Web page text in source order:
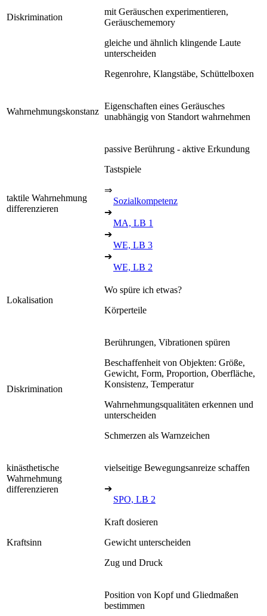
Diskrimination
mit Geräuschen experimentieren,
Geräuschememory
gleiche und ähnlich klingende Laute
unterscheiden
Regenrohre, Klangstäbe, Schüttelboxen
Wahrnehmungskonstanz
Eigenschaften eines Geräusches
unabhängig von Standort wahrnehmen
taktile Wahrnehmung
differenzieren
passive Berührung - aktive Erkundung
Tastspiele
⇒
Sozialkompetenz
➔
MA, LB 1
➔
WE, LB 3
➔
WE, LB 2
Lokalisation
Wo spüre ich etwas?
Körperteile
Diskrimination
Berührungen, Vibrationen spüren
Beschaffenheit von Objekten: Größe,
Gewicht, Form, Proportion, Oberfläche,
Konsistenz, Temperatur
Wahrnehmungsqualitäten erkennen und
unterscheiden
Schmerzen als Warnzeichen
kinästhetische
Wahrnehmung
differenzieren
vielseitige Bewegungsanreize schaffen
➔
SPO, LB 2
Kraftsinn
Kraft dosieren
Gewicht unterscheiden
Zug und Druck
Position von Kopf und Gliedmaßen
bestimmen